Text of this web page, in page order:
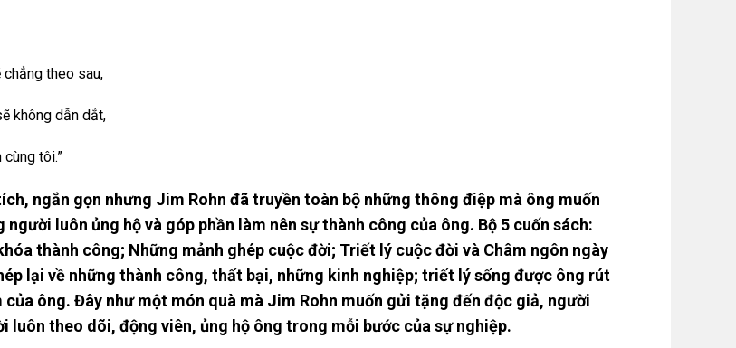
theo sau,
không dẫn dắt,
tôi.”
ngắn gọn nhưng Jim Rohn đã truyền toàn bộ những thông điệp mà ông muốn
luôn ủng hộ và góp phần làm nên sự thành công của ông. Bộ 5 cuốn sách:
thành công; Những mảnh ghép cuộc đời; Triết lý cuộc đời và Châm ngôn ngày
lại về những thành công, thất bại, những kinh nghiệp; triết lý sống được ông rút
ông. Đây như một món quà mà Jim Rohn muốn gửi tặng đến độc giả, người
luôn theo dõi, động viên, ủng hộ ông trong mỗi bước của sự nghiệp.